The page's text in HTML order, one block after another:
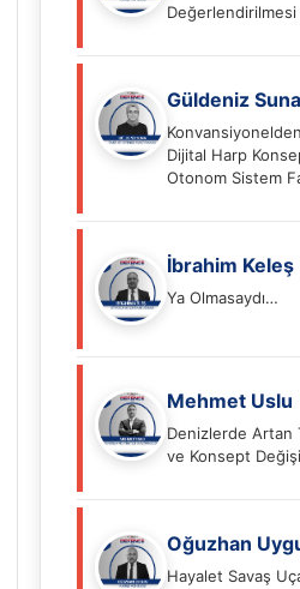
Değerlendirilmesi
Güldeniz Suna
Dijital Harp
Otonom Sistem
İbrahim Keleş
Ya Olmasaydı…
Mehmet Uslu
Denizlerde Artan
ve Konsept
Oğuzhan
Hayalet Savaş